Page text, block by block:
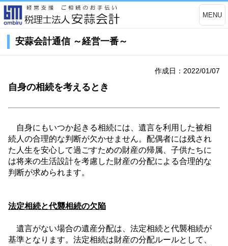
MENU
安蒜会計通信 ～経営一番～
作成日：2022/01/07
自身の相続を考えるとき
自身にもいつか起きる相続には、遺言を利用した被相
続人の合理的な判断が欠かせません。配偶者には残され
た人生を安心して過ごすための財産の帰属、子供たちに
は将来の生活設計を考慮した財産の分配による合理的な
判断が求められます。
法定相続と代襲相続の欠陥
遺言がない場合の遺産分配は、法定相続と代襲相続が
基準となります。法定相続は財産の分配ルールとして、